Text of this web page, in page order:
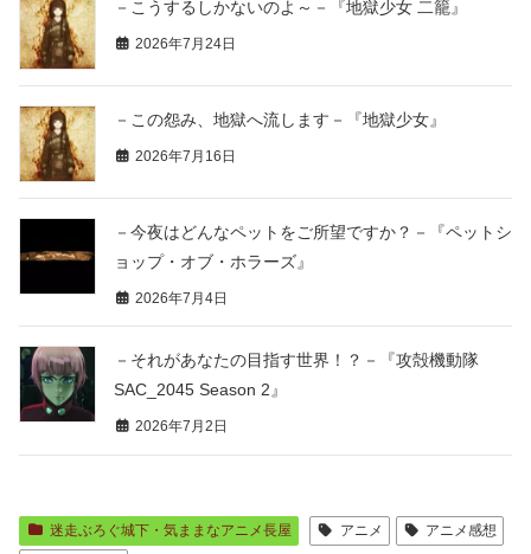
－こうするしかないのよ～－『地獄少女 二籠』
2026年7月24日
－この怨み、地獄へ流します－『地獄少女』
2026年7月16日
－今夜はどんなペットをご所望ですか？－『ペットシ
ョップ・オブ・ホラーズ』
2026年7月4日
－それがあなたの目指す世界！？－『攻殻機動隊
SAC_2045 Season 2』
2026年7月2日
迷走ぶろぐ城下・気ままなアニメ長屋 アニメ
アニメ感想